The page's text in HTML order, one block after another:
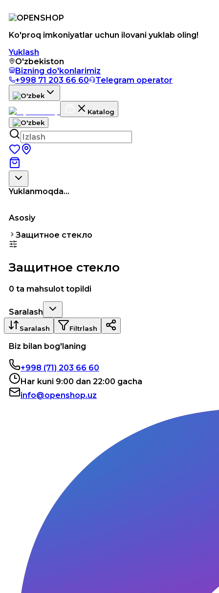
Ko'proq imkoniyatlar uchun ilovani yuklab oling!
Yuklash
O'zbekiston
Bizning do'konlarimiz
+998 71 203 66 60
Telegram operator
Katalog
Yuklanmoqda...
Asosiy
Защитное стекло
Защитное стекло
0 ta mahsulot topildi
Saralash
Saralash Filtrlash
Biz bilan bog'laning
+998 (71) 203 66 60
Har kuni 9:00 dan 22:00 gacha
info@openshop.uz